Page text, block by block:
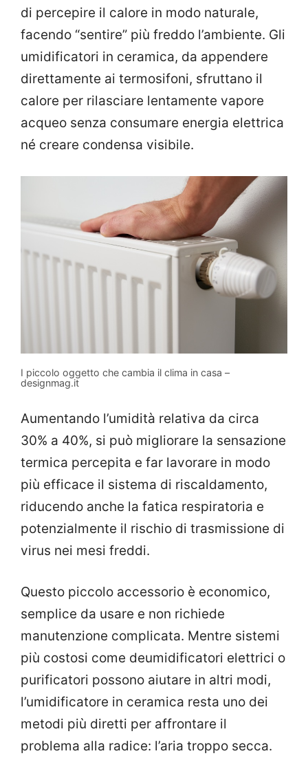
di percepire il calore in modo naturale,
facendo “sentire” più freddo l’ambiente. Gli
umidificatori in ceramica, da appendere
direttamente ai termosifoni, sfruttano il
calore per rilasciare lentamente vapore
acqueo senza consumare energia elettrica
né creare condensa visibile.
I piccolo oggetto che cambia il clima in casa –
designmag.it
Aumentando l’umidità relativa da circa
30% a 40%, si può migliorare la sensazione
termica percepita e far lavorare in modo
più efficace il sistema di riscaldamento,
riducendo anche la fatica respiratoria e
potenzialmente il rischio di trasmissione di
virus nei mesi freddi.
Questo piccolo accessorio è economico,
semplice da usare e non richiede
manutenzione complicata. Mentre sistemi
più costosi come deumidificatori elettrici o
purificatori possono aiutare in altri modi,
l’umidificatore in ceramica resta uno dei
metodi più diretti per affrontare il
problema alla radice: l’aria troppo secca.